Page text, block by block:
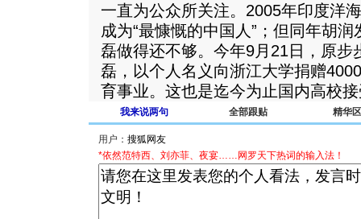
一直为公众所关注。2005年印度洋
成为“最慷慨的中国人”；但同年胡
磊做得还不够。今年9月21日，原步
磊，以个人名义向浙江大学捐赠
育事业。这也是迄今为止国内高校
我来说两句 全部跟贴 精华区
用户：
*依然范特西、刘亦菲、夜宴……网罗天下热词的输入法！